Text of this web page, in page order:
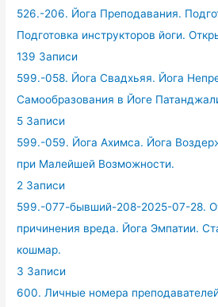
526.-206. Йога Преподавания.
Подготовка инструкторов йоги.
139 Записи
599.-058. Йога Свадхьяя. Йога
Самообразования в Йоге
5 Записи
599.-059. Йога Ахимса. Йога
при Малейшей Возможности.
2 Записи
599.-077-бывший-208-2025-07-28.
причинения вреда. Йога Эмпатии.
кошмар.
3 Записи
600. Личные номера